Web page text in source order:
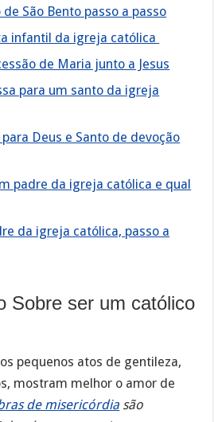
São Bento passo a passo
infantil da igreja católica
de Maria junto a Jesus
para um santo da igreja
Deus e Santo de devoção
padre da igreja católica e qual
da igreja católica, passo a
Sobre ser um católico
pequenos atos de gentileza,
mostram melhor o amor de
de misericórdia são